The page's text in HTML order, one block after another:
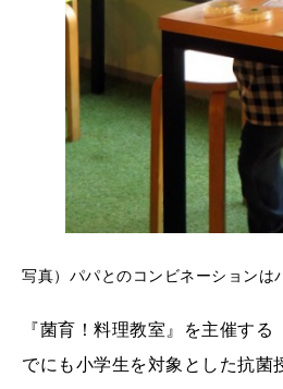
写真）パパとのコンビネーションは
『菌育！料理教室』を主催す
でにも小学生を対象とした抗菌